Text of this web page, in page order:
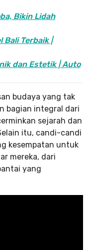
Bikin Lidah
Bali Terbaik |
dan Estetik | Auto
budaya yang tak
bagian integral dari
sejarah dan
itu, candi-candi
kesempatan untuk
mereka, dari
yang